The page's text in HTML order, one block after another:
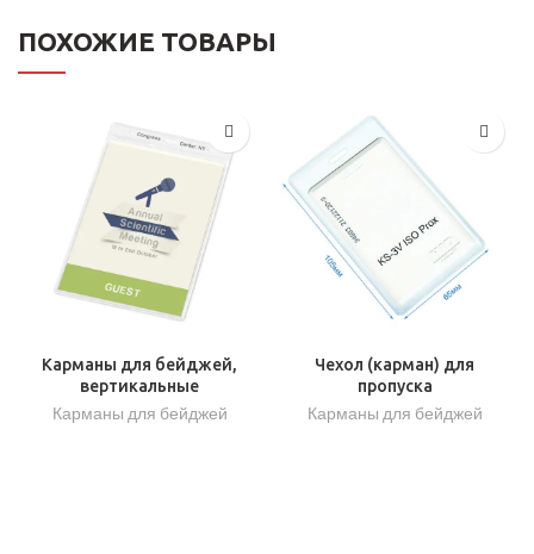
ПОХОЖИЕ ТОВАРЫ
Карманы для бейджей,
вертикальные
Карманы для бейджей
Чехол (карман) для
пропуска
Карманы для бейджей